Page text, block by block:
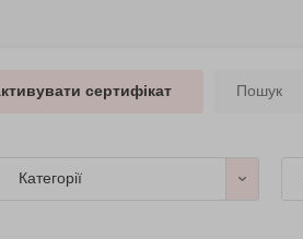
сертифікат
Категорії